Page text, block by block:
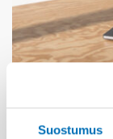
Suostumus